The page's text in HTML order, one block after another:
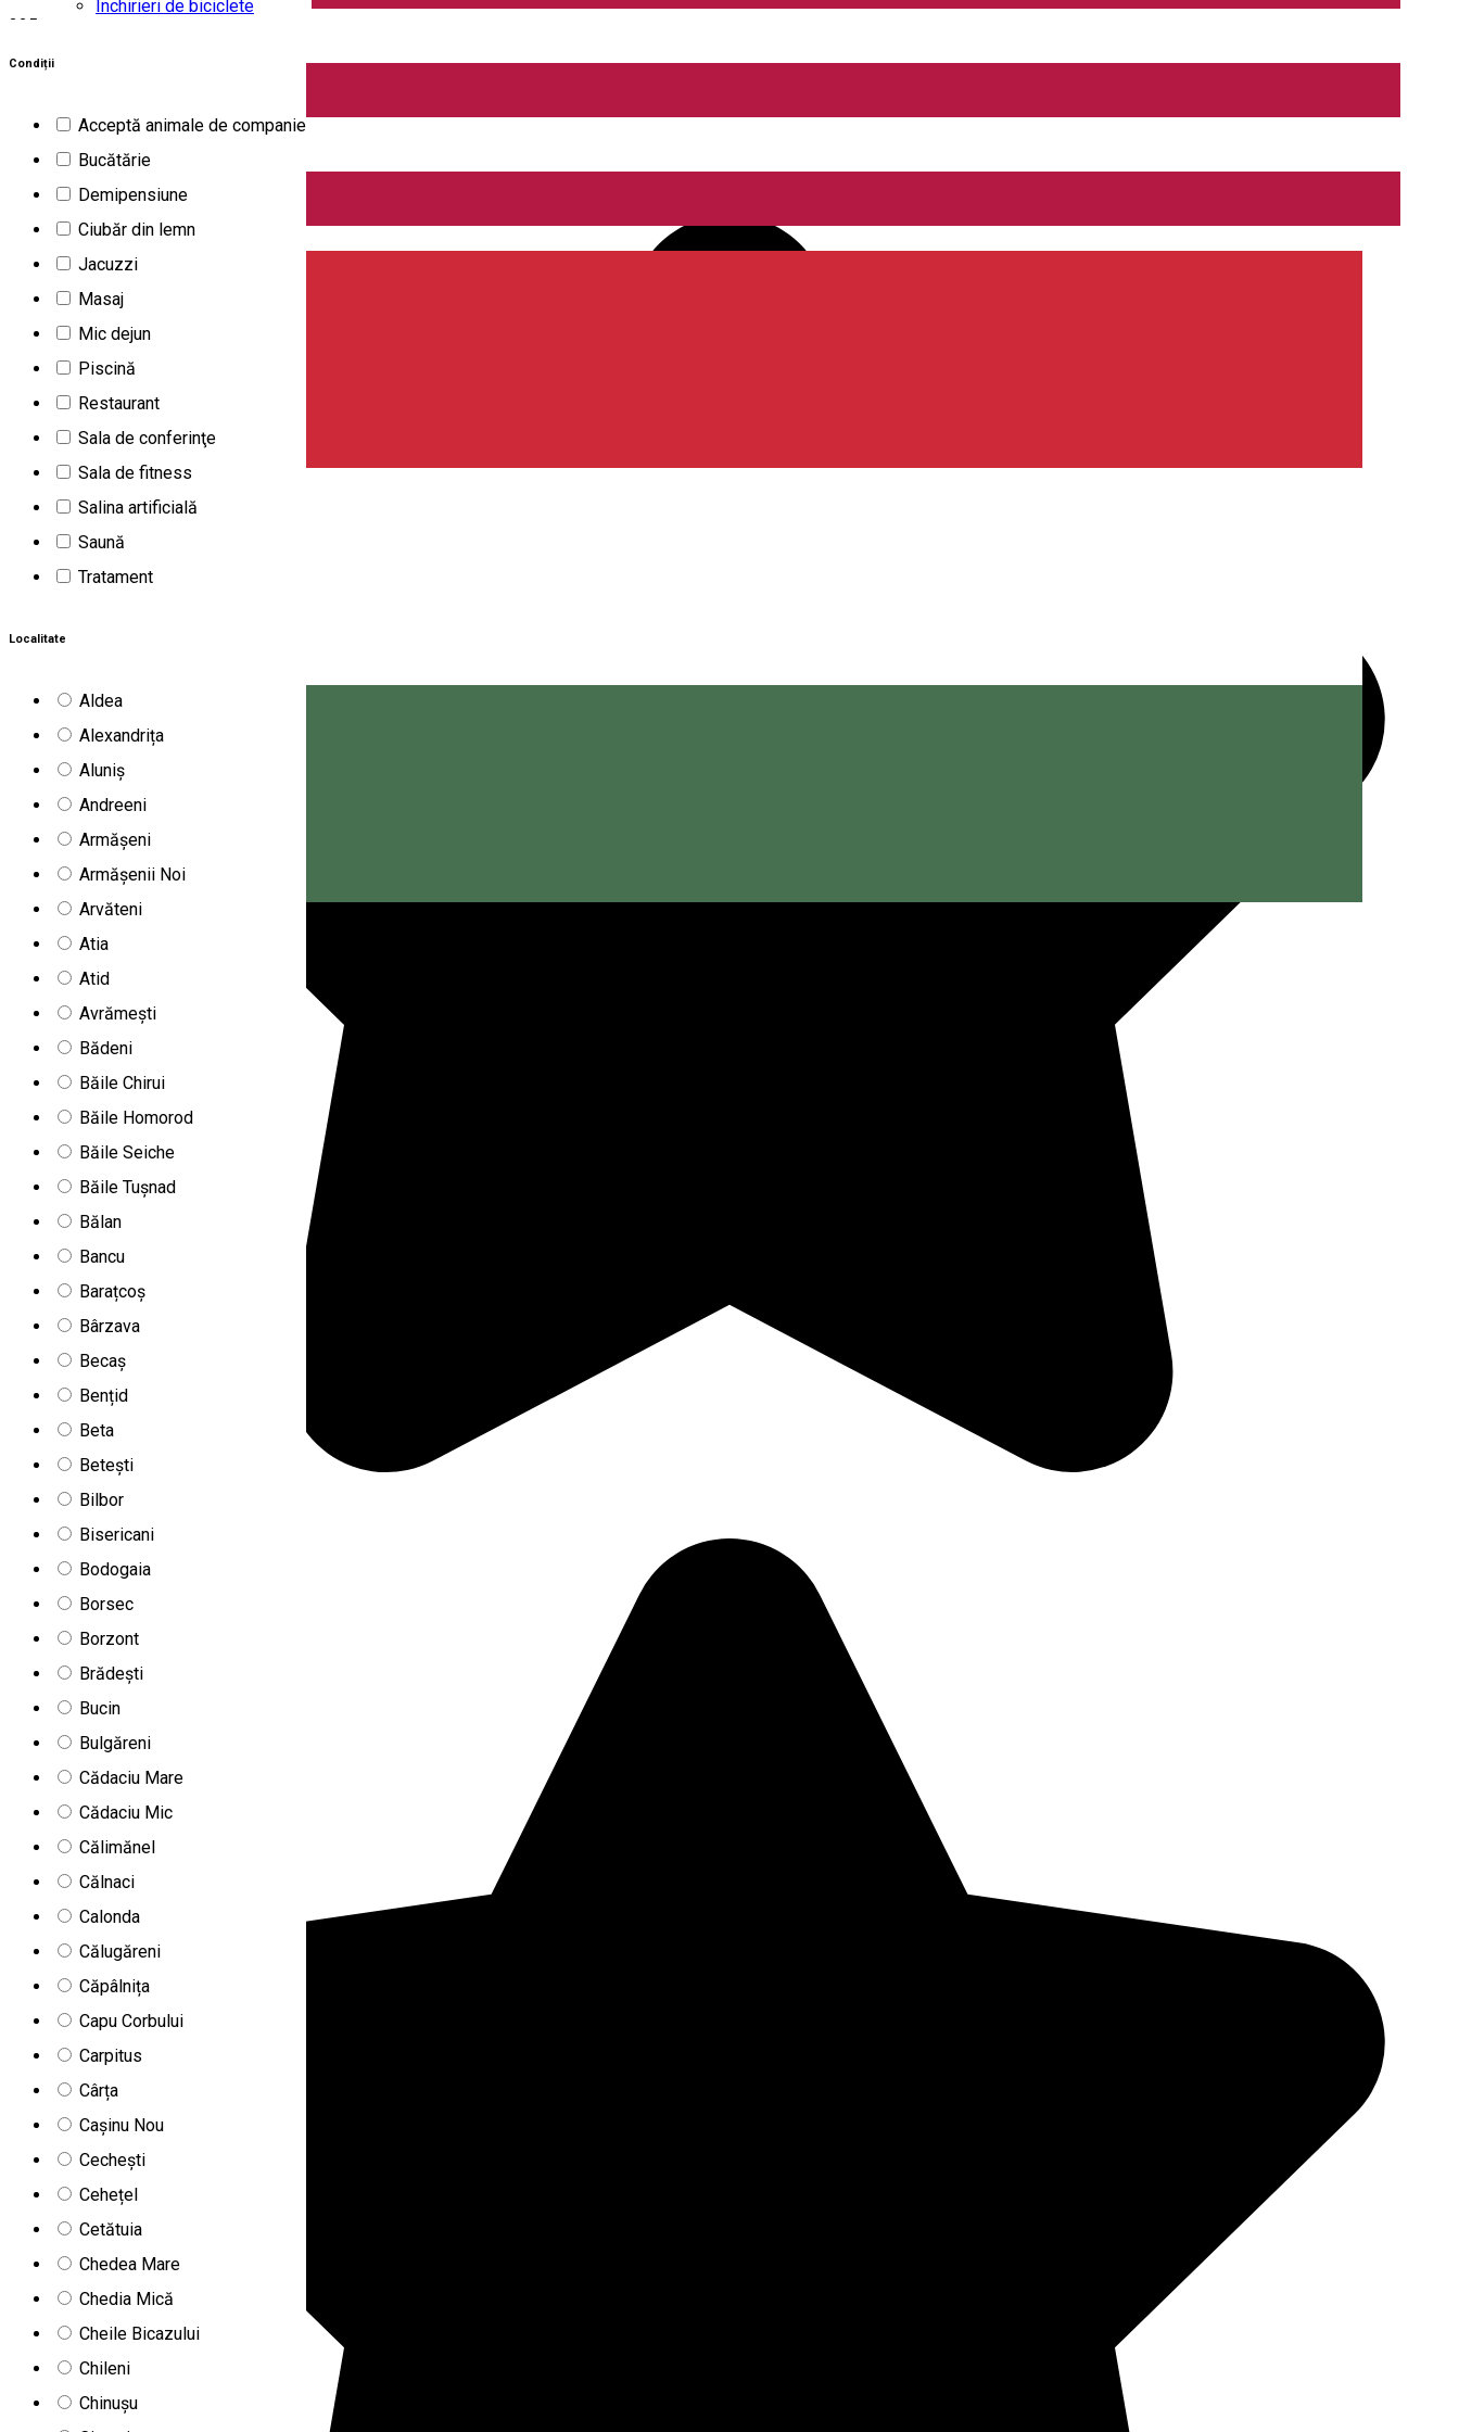
English
Magyar
Închirieri de biciclete
Condiții
Acceptă animale de companie
Bucătărie
Demipensiune
Ciubăr din lemn
Jacuzzi
Masaj
Mic dejun
Piscină
Restaurant
Sala de conferinţe
Sala de fitness
Salina artificială
Saună
Tratament
Localitate
Aldea
Alexandrița
Aluniș
Andreeni
Armășeni
Armășenii Noi
Arvăteni
Atia
Atid
Avrămești
Bădeni
Băile Chirui
Băile Homorod
Băile Seiche
Băile Tușnad
Bălan
Bancu
Barațcoș
Bârzava
Becaș
Bențid
Beta
Betești
Bilbor
Bisericani
Bodogaia
Borsec
Borzont
Brădești
Bucin
Bulgăreni
Cădaciu Mare
Cădaciu Mic
Călimănel
Călnaci
Calonda
Călugăreni
Căpâlnița
Capu Corbului
Carpitus
Cârța
Cașinu Nou
Cechești
Cehețel
Cetătuia
Chedea Mare
Chedia Mică
Cheile Bicazului
Chileni
Chinușu
325
Pensiune
4 Seasons House